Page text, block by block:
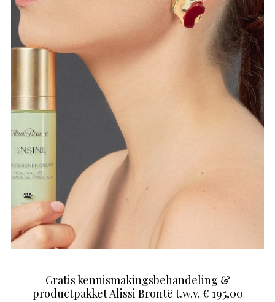
Gratis kennismakingsbehandeling &
productpakket Alissi Brontë t.w.v. € 195,00